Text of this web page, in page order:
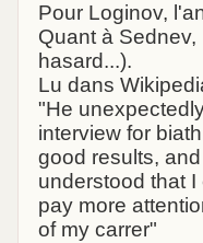
Pour Loginov,
Quant à
hasard...).
Lu dans
"He
interview for
good results,
understood that
pay more
of my carrer"